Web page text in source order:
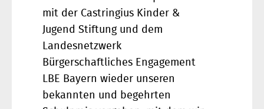
mit der Castringius Kinder &
Jugend Stiftung und dem
Landesnetzwerk
Bürgerschaftliches Engagement
LBE Bayern wieder unseren
bekannten und begehrten